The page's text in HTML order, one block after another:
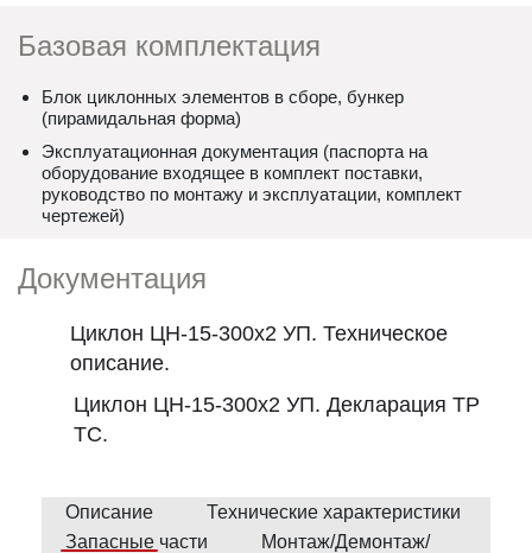
Базовая комплектация
Блок циклонных элементов в сборе, бункер
(пирамидальная форма)
Эксплуатационная документация (паспорта на
оборудование входящее в комплект поставки,
руководство по монтажу и эксплуатации, комплект
чертежей)
Документация
Циклон ЦН-15-300х2 УП. Техническое
описание.
Циклон ЦН-15-300х2 УП. Декларация ТР
ТС.
Описание
Технические характеристики
Запасные части
Монтаж/Демонтаж/